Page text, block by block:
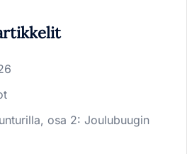
osa 2: Joulubuugin